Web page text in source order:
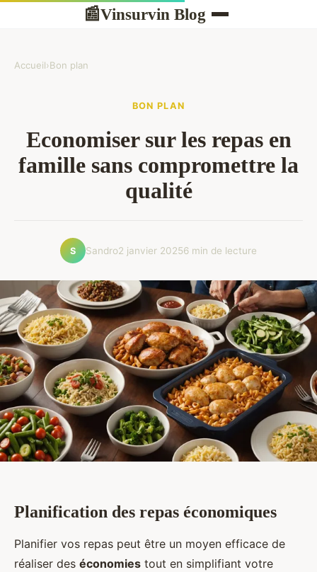
📰Vinsurvin Blog
Accueil›Bon plan
BON PLAN
Economiser sur les repas en
famille sans compromettre la
qualité
S Sandro2 janvier 20256 min de lecture
Planification des repas économiques
Planifier vos repas peut être un moyen efficace de
réaliser des économies tout en simplifiant votre